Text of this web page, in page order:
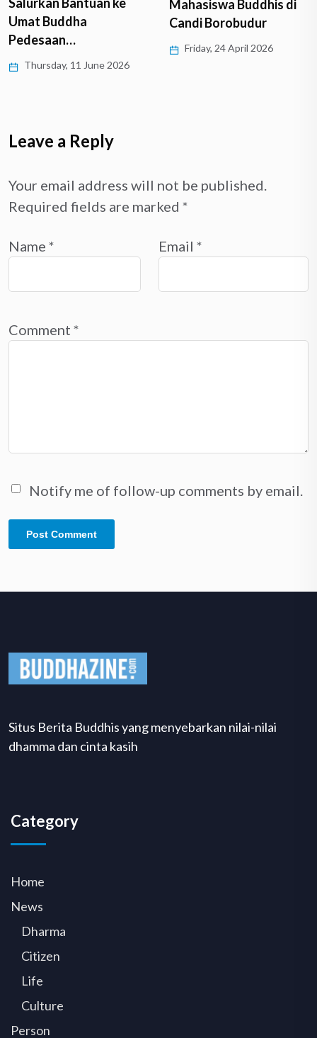
Mahasiswa Buddhis di
Candi Borobudur
Friday, 24 April 2026
Umat, DPC Patria
Temanggung Kembali…
Wednesday, 4 March 2026
Leave a Reply
Your email address will not be published.
Required fields are marked *
Name * Email *
Comment *
Notify me of follow-up comments by email.
Situs Berita Buddhis yang menyebarkan nilai-nilai
dhamma dan cinta kasih
Category
Home
News
Dharma
Citizen
Life
Culture
Person